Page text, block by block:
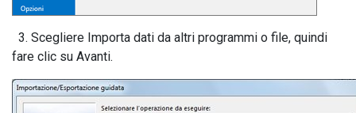
3. Scegliere Importa dati da altri programmi o file, quindi
fare clic su Avanti.